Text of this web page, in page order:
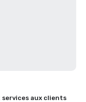
aux clients